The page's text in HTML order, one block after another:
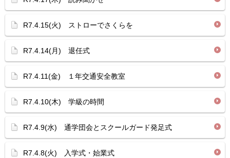
R7.4.15(火) ストローでさくらを
R7.4.14(月) 退任式
R7.4.11(金) １年交通安全教室
R7.4.10(木) 学級の時間
R7.4.9(水) 通学団会とスクールガード発足式
R7.4.8(火) 入学式・始業式